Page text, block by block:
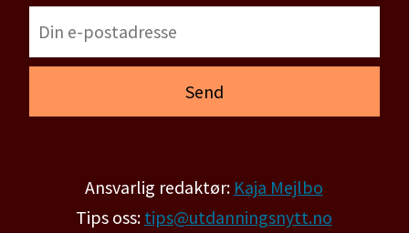
Ansvarlig redaktør: Kaja Mejlbo
Tips oss: tips@utdanningsnytt.no